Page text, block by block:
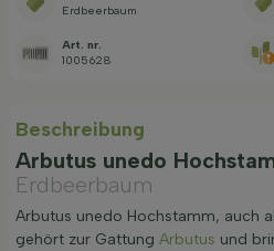
Erdbeerbaum
Art. nr.
1005628
Beschreibung
Arbutus unedo
Erdbeerbaum
Arbutus unedo Hochstamm, auch
gehört zur Gattung Arbutus und